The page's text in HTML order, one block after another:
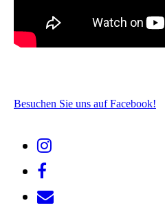
Besuchen Sie uns auf Facebook!